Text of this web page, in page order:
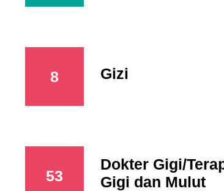
8 Gizi
53
Dokter Gigi/
Gigi dan Mulut